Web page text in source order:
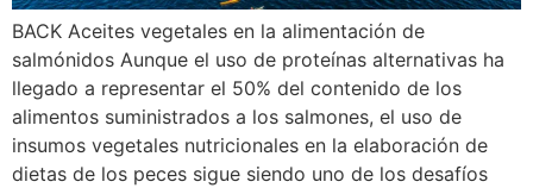
BACK Aceites vegetales en la alimentación de
salmónidos Aunque el uso de proteínas alternativas ha
llegado a representar el 50% del contenido de los
alimentos suministrados a los salmones, el uso de
insumos vegetales nutricionales en la elaboración de
dietas de los peces sigue siendo uno de los desafíos